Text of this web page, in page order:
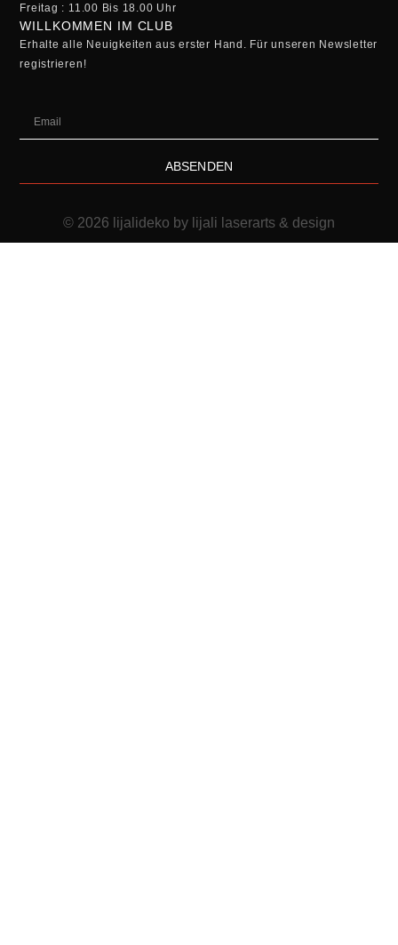
Freitag : 11.00 Bis 18.00 Uhr
WILLKOMMEN IM CLUB
Erhalte alle Neuigkeiten aus erster Hand. Für unseren Newsletter
registrieren!
ABSENDEN
© 2026 lijalideko by lijali laserarts & design